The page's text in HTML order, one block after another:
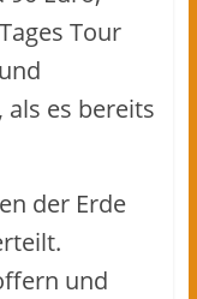
Tour
als es bereits
der Erde
und